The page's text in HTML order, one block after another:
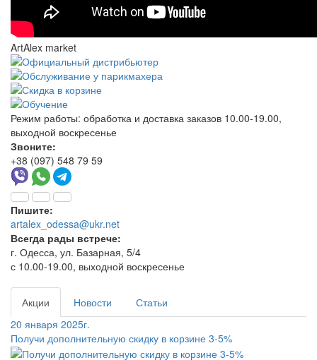
ArtAlex market
Режим работы: обработка и доставка заказов 10.00-19.00,
выходной воскресенье
Звоните:
+38 (097) 548 79 59
Пишите:
artalex_odessa@ukr.net
Всегда рады встрече:
г. Одесса, ул. Базарная, 5/4
с 10.00-19.00, выходной воскресенье
Акции Новости
Статьи
20 января 2025г.
Получи дополнительную скидку в корзине 3-5%